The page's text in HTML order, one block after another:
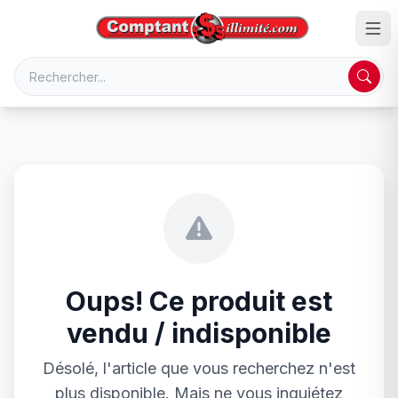
Oups! Ce produit est
vendu / indisponible
Désolé, l'article que vous recherchez n'est
plus disponible. Mais ne vous inquiétez